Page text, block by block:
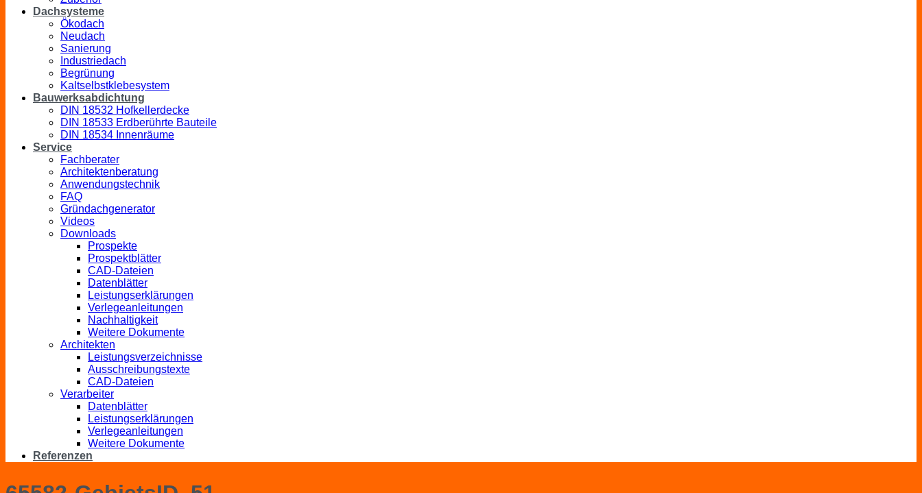
Dachsysteme
Ökodach
Neudach
Sanierung
Industriedach
Begrünung
Kaltselbstklebesystem
Bauwerksabdichtung
DIN 18532 Hofkellerdecke
DIN 18533 Erdberührte Bauteile
DIN 18534 Innenräume
Service
Fachberater
Architektenberatung
Anwendungstechnik
FAQ
Gründachgenerator
Videos
Downloads
Prospekte
Prospektblätter
CAD-Dateien
Datenblätter
Leistungserklärungen
Verlegeanleitungen
Nachhaltigkeit
Weitere Dokumente
Architekten
Leistungsverzeichnisse
Ausschreibungstexte
CAD-Dateien
Verarbeiter
Datenblätter
Leistungserklärungen
Verlegeanleitungen
Weitere Dokumente
Referenzen